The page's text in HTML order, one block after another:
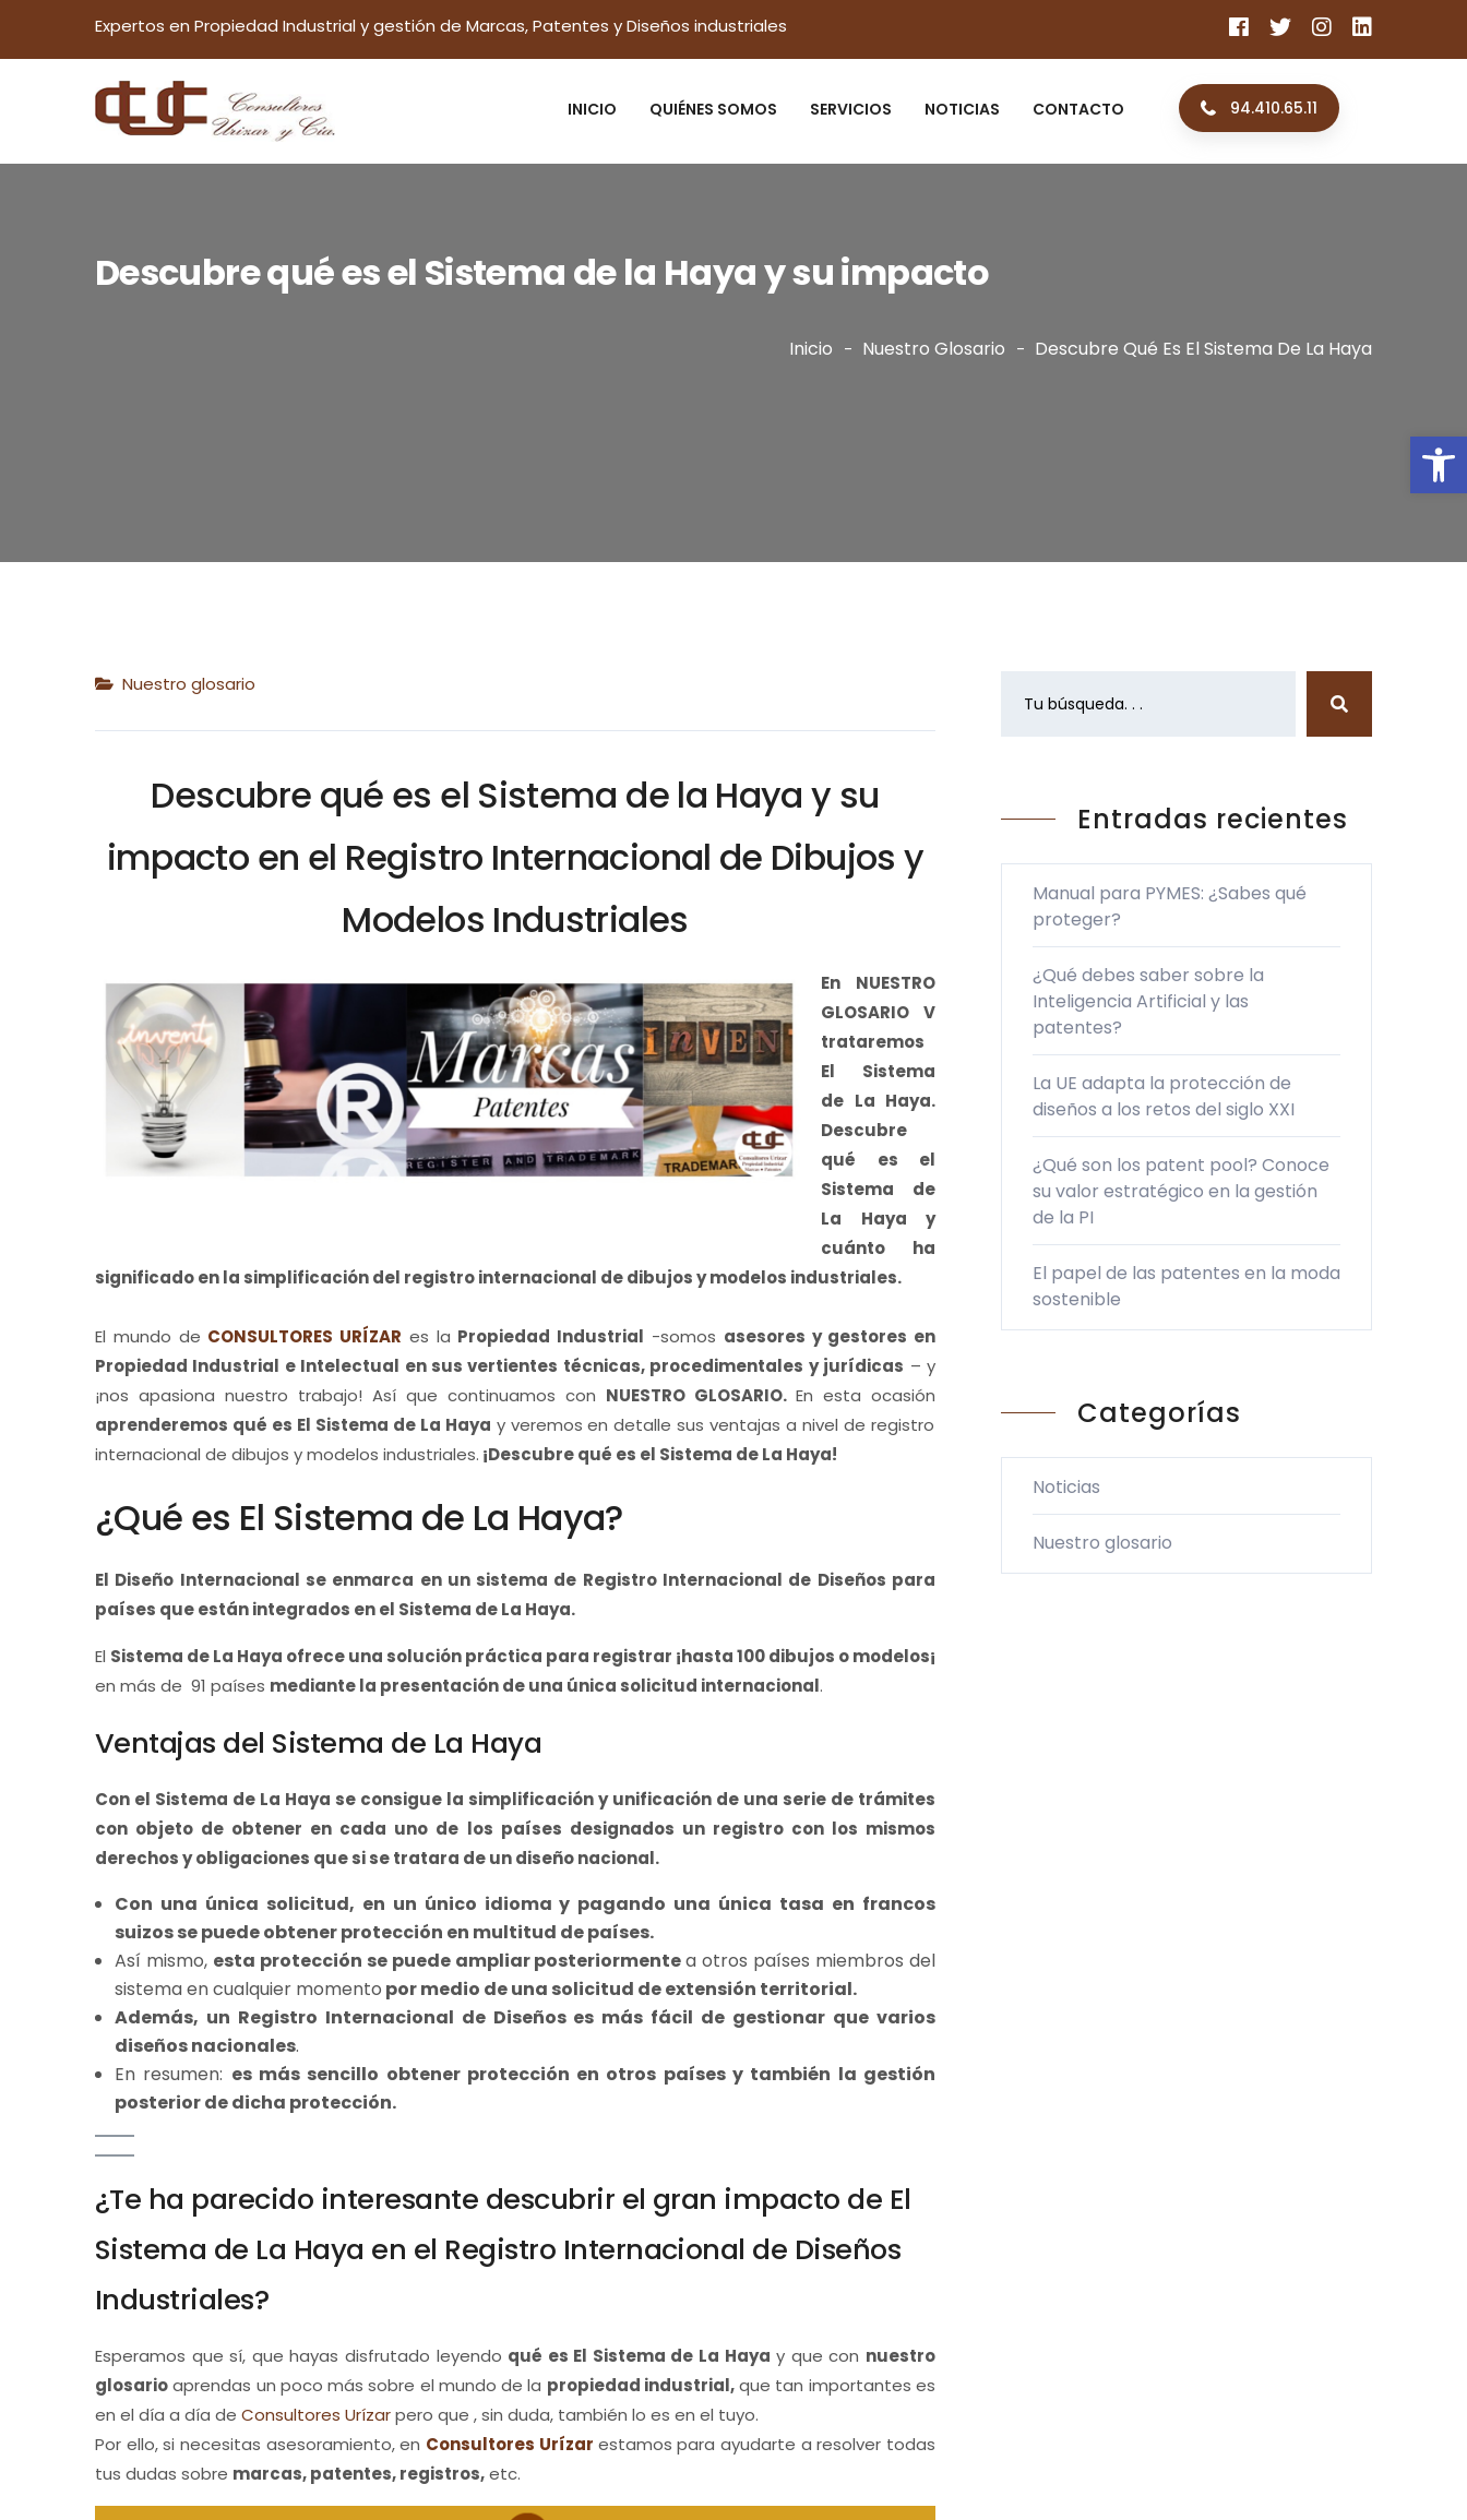
Expertos en Propiedad Industrial y gestión de Marcas, Patentes y Diseños industriales
INICIO QUIÉNES SOMOS SERVICIOS NOTICIAS CONTACTO 94.410.65.11
Descubre qué es el Sistema de la Haya y su impacto
Inicio Nuestro Glosario Descubre Qué Es El Sistema De La Haya
Nuestro glosario
Descubre qué es el Sistema de la Haya y su
impacto en el Registro Internacional de Dibujos y
Modelos Industriales
En NUESTRO
GLOSARIO V
trataremos
El Sistema
de La Haya.
Descubre
qué es el
Sistema de
La Haya y
cuánto ha
significado en la simplificación del registro internacional de dibujos y modelos industriales.
El mundo de CONSULTORES URÍZAR es la Propiedad Industrial -somos asesores y gestores en
Propiedad Industrial e Intelectual en sus vertientes técnicas, procedimentales y jurídicas – y
¡nos apasiona nuestro trabajo! Así que continuamos con NUESTRO GLOSARIO. En esta ocasión
aprenderemos qué es El Sistema de La Haya y veremos en detalle sus ventajas a nivel de registro
internacional de dibujos y modelos industriales. ¡Descubre qué es el Sistema de La Haya!
¿Qué es El Sistema de La Haya?
El Diseño Internacional se enmarca en un sistema de Registro Internacional de Diseños para
países que están integrados en el Sistema de La Haya.
El Sistema de La Haya ofrece una solución práctica para registrar ¡hasta 100 dibujos o modelos¡
en más de 91 países mediante la presentación de una única solicitud internacional.
Ventajas del Sistema de La Haya
Con el Sistema de La Haya se consigue la simplificación y unificación de una serie de trámites
con objeto de obtener en cada uno de los países designados un registro con los mismos
derechos y obligaciones que si se tratara de un diseño nacional.
Con una única solicitud, en un único idioma y pagando una única tasa en francos
suizos se puede obtener protección en multitud de países.
Así mismo, esta protección se puede ampliar posteriormentea otros países miembros del
sistema en cualquier momento por medio de una solicitud de extensión territorial.
Además, un Registro Internacional de Diseños es más fácil de gestionar que varios
diseños nacionales.
En resumen: es más sencillo obtener protección en otros países y también la gestión
posterior de dicha protección.
¿Te ha parecido interesante descubrir el gran impacto de El
Sistema de La Haya en el Registro Internacional de Diseños
Industriales?
Esperamos que sí, que hayas disfrutado leyendo qué es El Sistema de La Haya y que con nuestro
glosarioaprendas un poco más sobre el mundo de la propiedad industrial,que tan importantes es
en el día a día de Consultores Urízarpero que , sin duda, también lo es en el tuyo.
Por ello, si necesitas asesoramiento, en Consultores Urízar estamos para ayudarte a resolver todas
tus dudas sobre marcas, patentes, registros,etc.
Entradas recientes
Manual para PYMES: ¿Sabes qué
proteger?
¿Qué debes saber sobre la
Inteligencia Artificial y las
patentes?
La UE adapta la protección de
diseños a los retos del siglo XXI
¿Qué son los patent pool? Conoce
su valor estratégico en la gestión
de la PI
El papel de las patentes en la moda
sostenible
Categorías
Noticias
Nuestro glosario